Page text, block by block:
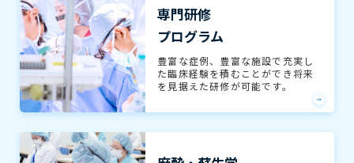
専門研修
プログラム
豊富な症例、豊富な施設で充実し
た臨床経験を積むことができ将来
を見据えた研修が可能です。